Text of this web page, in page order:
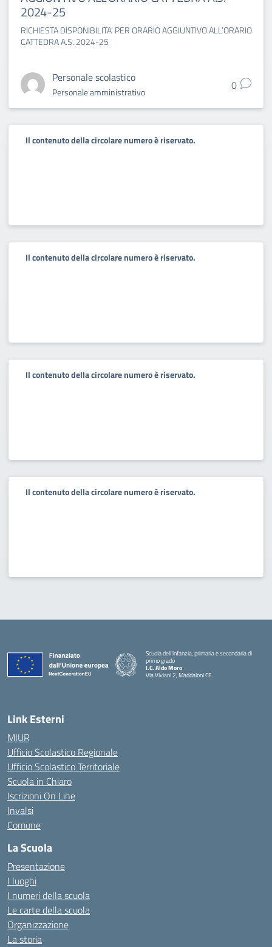
2024-25
RICHIESTA DISPONIBILITA’ PER ORARIO AGGIUNTIVO ALL’ORARIO
CATTEDRA A.S. 2024-25
Personale scolastico
Personale amministrativo 0
Il contenuto della circolare numero è riservato.
Il contenuto della circolare numero è riservato.
Il contenuto della circolare numero è riservato.
Il contenuto della circolare numero è riservato.
Scuola dell’infanzia, primaria e secondaria di
primo grado
I.C. Aldo Moro
Via Viviani 2, Maddaloni CE
Link Esterni
MIUR
Ufficio Scolastico Regionale
Ufficio Scolastico Territoriale
Scuola in Chiaro
Iscrizioni On Line
Invalsi
Comune
La Scuola
Presentazione
I luoghi
I numeri della scuola
Le carte della scuola
Organizzazione
La storia